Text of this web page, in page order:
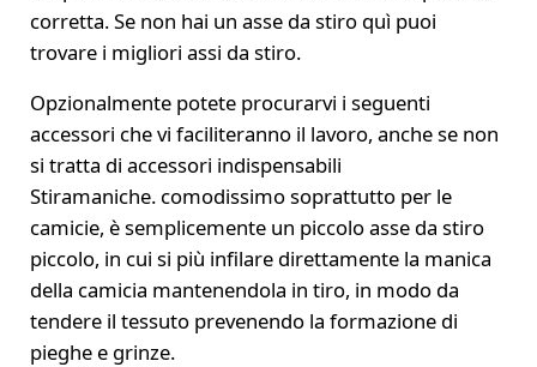
corretta. Se non hai un asse da stiro quì puoi
trovare i migliori assi da stiro.
Opzionalmente potete procurarvi i seguenti
accessori che vi faciliteranno il lavoro, anche se non
si tratta di accessori indispensabili
Stiramaniche. comodissimo soprattutto per le
camicie, è semplicemente un piccolo asse da stiro
piccolo, in cui si più infilare direttamente la manica
della camicia mantenendola in tiro, in modo da
tendere il tessuto prevenendo la formazione di
pieghe e grinze.